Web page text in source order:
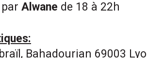
Alwane de 18 à 22h
Bahadourian 69003